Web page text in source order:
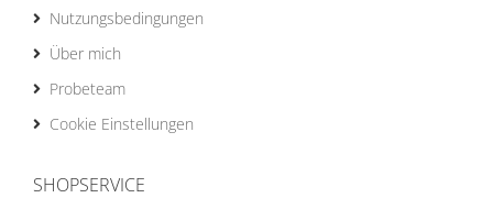
Nutzungsbedingungen
Über mich
Probeteam
Cookie Einstellungen
SHOPSERVICE